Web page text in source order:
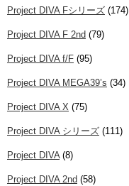
Project DIVA Fシリーズ (174)
Project DIVA F 2nd (79)
Project DIVA f/F (95)
Project DIVA MEGA39’s (34)
Project DIVA X (75)
Project DIVA シリーズ (111)
Project DIVA(8)
Project DIVA 2nd (58)